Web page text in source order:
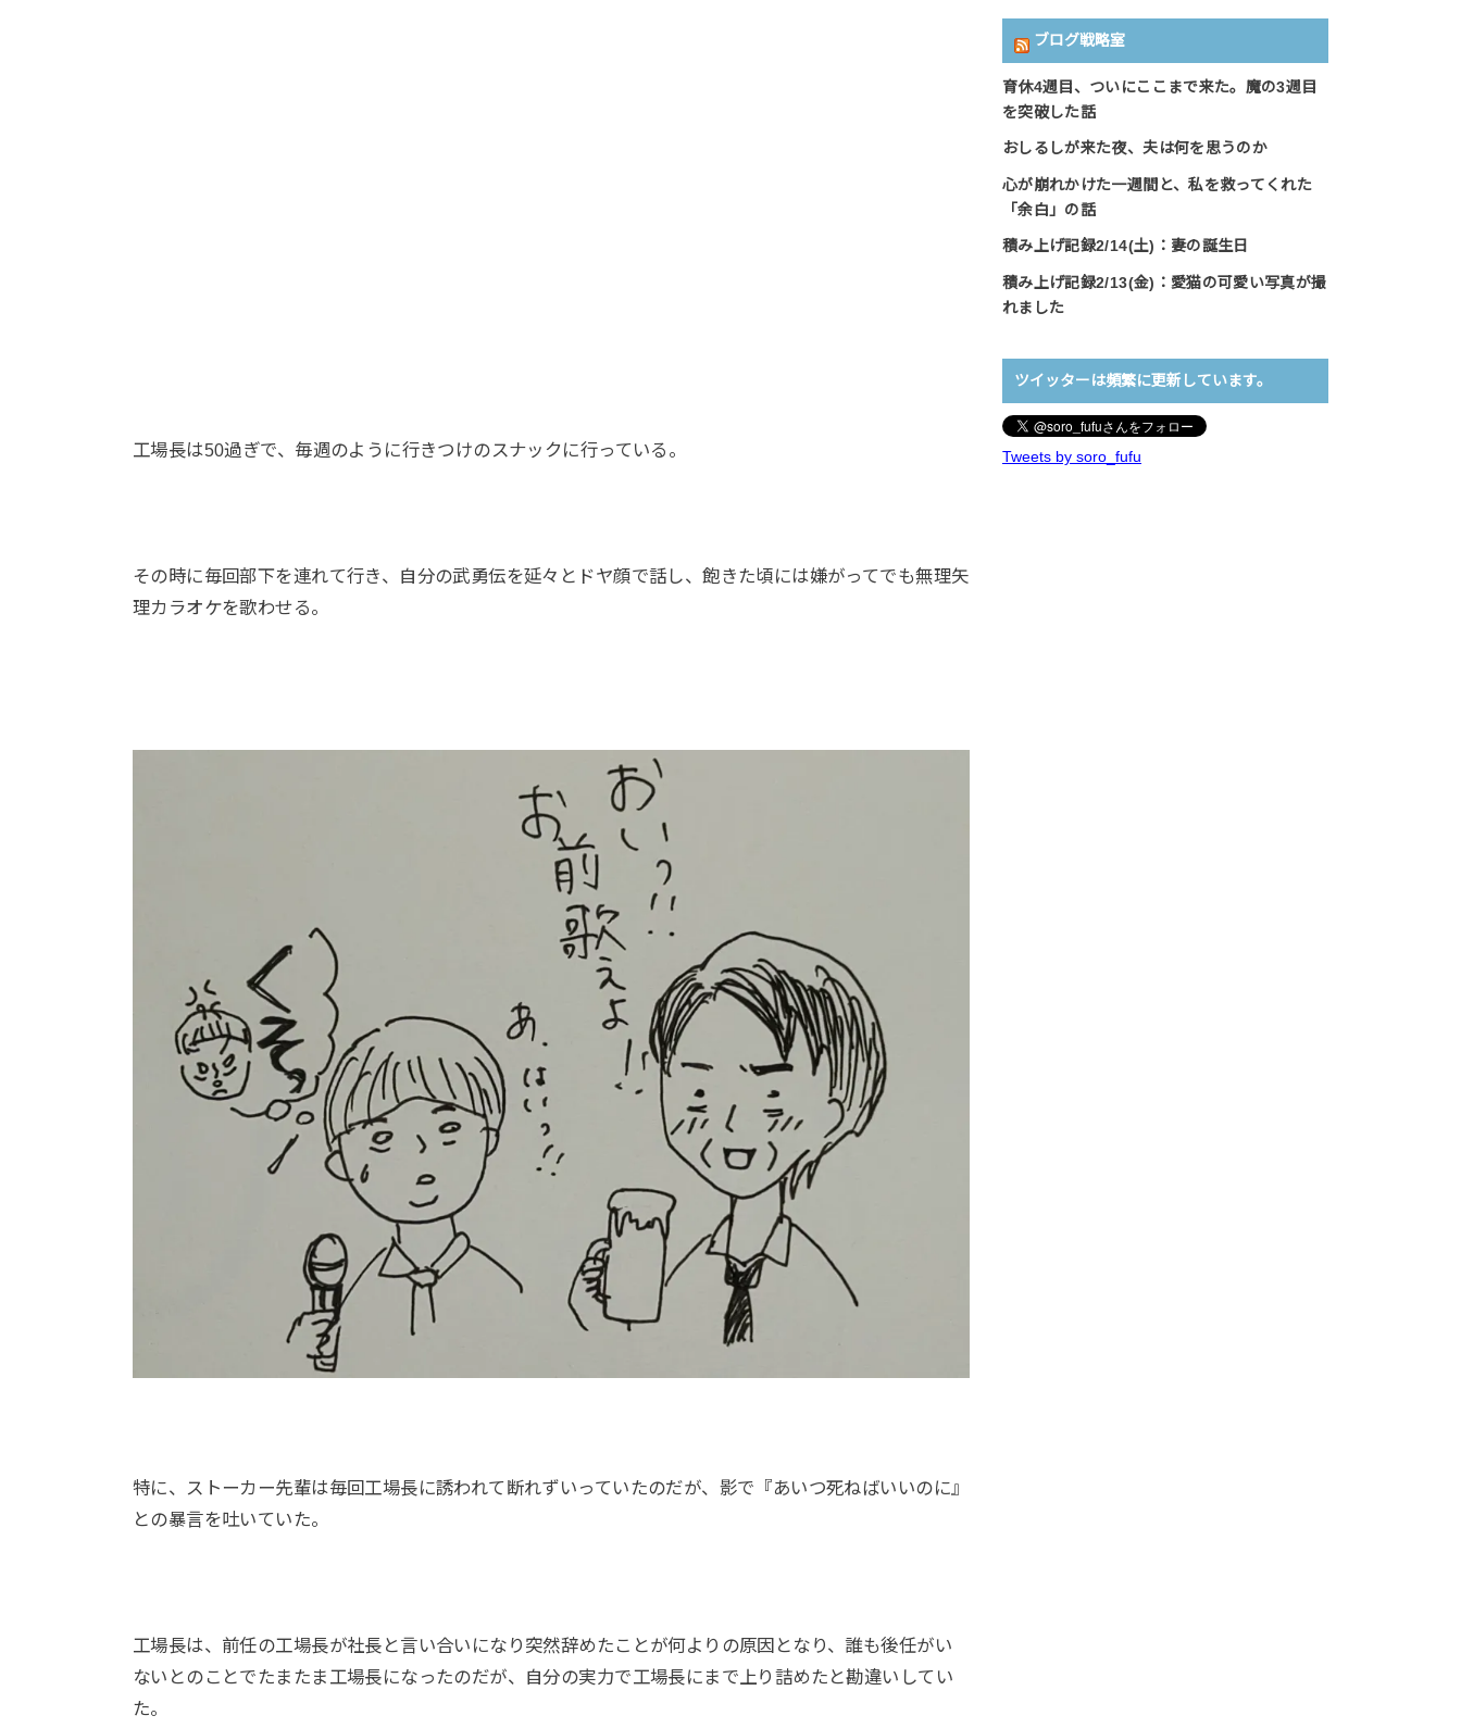
工場長は50過ぎで、毎週のように行きつけのスナックに行っている。
その時に毎回部下を連れて行き、自分の武勇伝を延々とドヤ顔で話し、飽きた頃には嫌がってでも無理矢
理カラオケを歌わせる。
特に、ストーカー先輩は毎回工場長に誘われて断れずいっていたのだが、影で『あいつ死ねばいいのに』
との暴言を吐いていた。
工場長は、前任の工場長が社長と言い合いになり突然辞めたことが何よりの原因となり、誰も後任がい
ないとのことでたまたま工場長になったのだが、自分の実力で工場長にまで上り詰めたと勘違いしてい
た。
ブログ戦略室
育休4週目、ついにここまで来た。魔の3週目
を突破した話
おしるしが来た夜、夫は何を思うのか
心が崩れかけた一週間と、私を救ってくれた
「余白」の話
積み上げ記録2/14(土)：妻の誕生日
積み上げ記録2/13(金)：愛猫の可愛い写真が撮
れました
ツイッターは頻繁に更新しています。
Tweets by soro_fufu